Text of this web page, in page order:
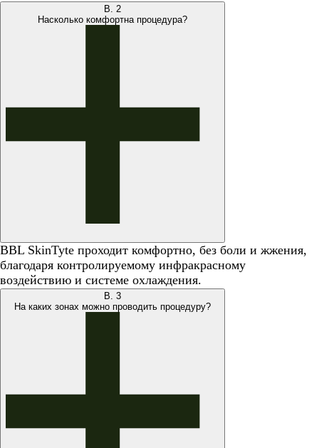
В. 2
Насколько комфортна процедура?
BBL SkinTyte проходит комфортно, без боли и жжения,
благодаря контролируемому инфракрасному
воздействию и системе охлаждения.
В. 3
На каких зонах можно проводить процедуру?